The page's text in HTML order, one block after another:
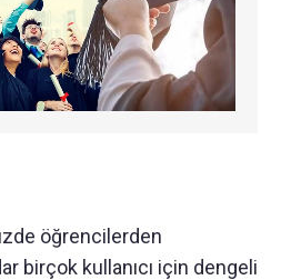
öğrencilerden
birçok kullanıcı için dengeli